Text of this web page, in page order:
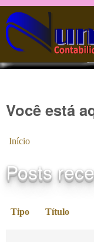
Você está
Início
Posts
Tipo Título